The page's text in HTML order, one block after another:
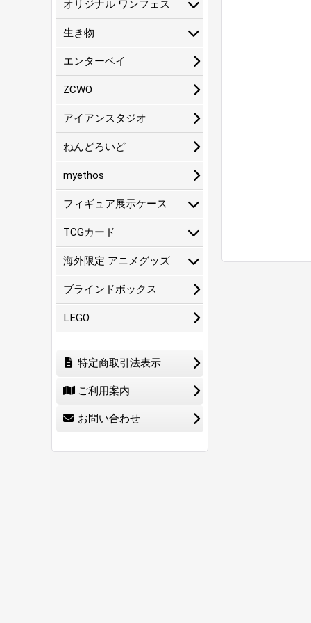
オリジナル ワンフェス
生き物
エンターベイ
ZCWO
アイアンスタジオ
ねんどろいど
myethos
フィギュア展示ケース
TCGカード
海外限定 アニメグッズ
ブラインドボックス
LEGO
特定商取引法表示
ご利用案内
お問い合わせ